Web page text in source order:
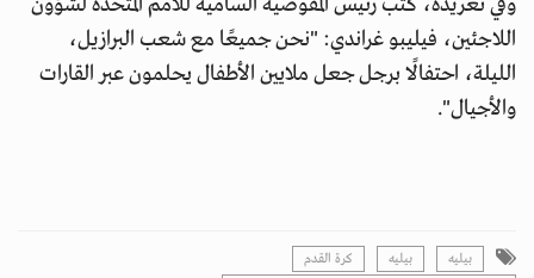
وفي تغريدة، كتب رئيس المفوضية السامية للأمم المتحدة لشؤون
اللاجئين، فيليبو غراندي: "نحن جميعًا مع شعب البرازيل،
الليلة، احتفالًا برجل جعل ملايين الأطفال يحلمون عبر القارات
والأجيال".
بيليه بيليه
كرة القدم